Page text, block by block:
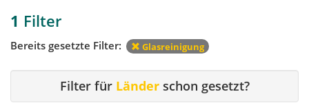
1 Filter
Bereits gesetzte Filter: Glasreinigung
Filter für Länderschon gesetzt?